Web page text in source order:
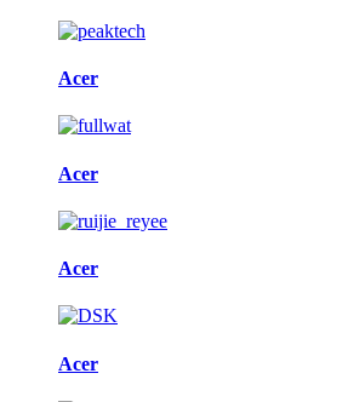
Acer
Acer
Acer
Acer